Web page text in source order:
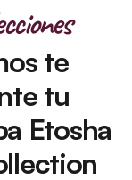
te
tu
Etosha